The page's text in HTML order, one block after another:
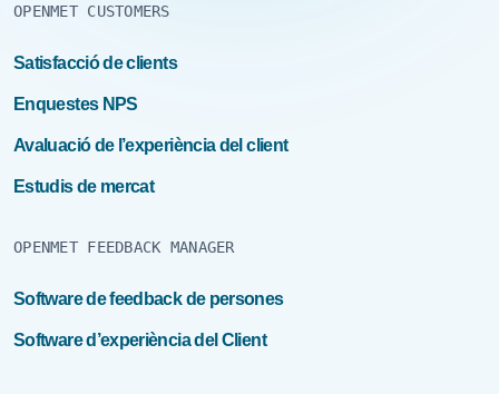
OPENMET CUSTOMERS
Satisfacció de clients
Enquestes NPS
Avaluació de l’experiència del client
Estudis de mercat
OPENMET FEEDBACK MANAGER
Software de feedback de persones
Software d’experiència del Client